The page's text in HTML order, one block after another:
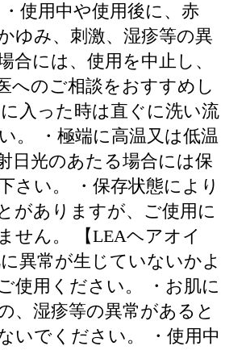
使用中や使用後に、赤
ゆみ、刺激、湿疹等の異
合には、使用を中止し、
へのご相談をおすすめし
入った時は直ぐに洗い流
。 ・極端に高温又は低温
日光のあたる場合には保
さい。 ・保存状態により
がありますが、ご使用に
せん。 【LEAヘアオイ
異常が生じていないかよ
使用ください。 ・お肌に
、湿疹等の異常があると
いでください。 ・使用中